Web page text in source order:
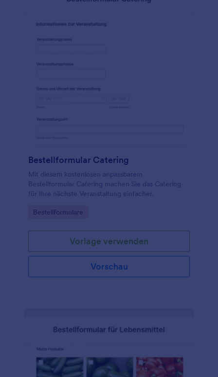
Bestellformular Catering
Mit diesem kostenlosen anpassbarem
Bestellformular Catering machen Sie das Catering
für Ihre nächste Veranstaltung einfacher.
Go to Category:
Bestellformulare
Vorlage verwenden
Vorschau